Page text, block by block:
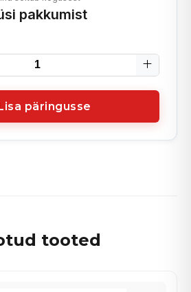
pakkumist
päringusse
tooted